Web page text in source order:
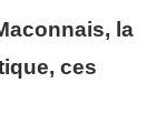
la
ces